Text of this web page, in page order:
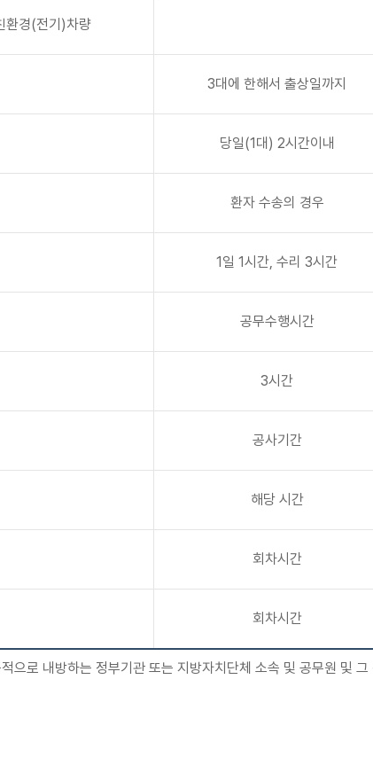
환경(전기)차량
3대에 한해서 출상일까지
당일(1대) 2시간이내
환자 수송의 경우
1일 1시간, 수리 3시간
공무수행시간
3시간
공사기간
해당 시간
회차시간
회차시간
으로 내방하는 정부기관 또는 지방자치단체 소속 및 공무원 및